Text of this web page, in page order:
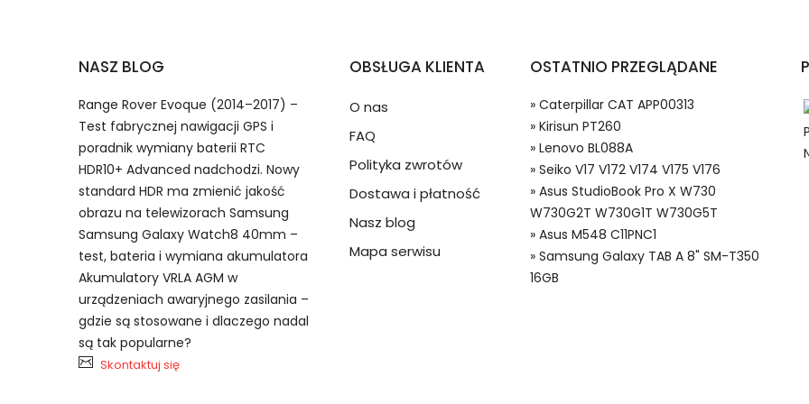
Dzięki ochronie kupujących w systemie PayPal możesz odzyskać całkowitą wartość
przedmiot do Ciebie nie dotrze lub będzie się znacznie różnić od opisu.
Numer produktu ładowarki
Model urządzenia
Numer produktu baterii
Lenovo L19C3P71 bateria, L19C3P71 Baterie do Smartfonów i Telefonów, Alternatywna bateria do
NASZ BLOG
Range Rover Evoque (2014–2017) –
Test fabrycznej nawigacji GPS i
poradnik wymiany baterii RTC
HDR10+ Advanced nadchodzi. Nowy
standard HDR ma zmienić jakość
obrazu na telewizorach Samsung
Samsung Galaxy Watch8 40mm –
test, bateria i wymiana akumulatora
Akumulatory VRLA AGM w
urządzeniach awaryjnego zasilania –
gdzie są stosowane i dlaczego nadal
są tak popularne?
Skontaktuj się
OBSŁUGA KLIENTA
O nas
FAQ
Polityka zwrotów
Dostawa i płatność
Nasz blog
Mapa serwisu
OSTATNIO PRZEGLĄDANE
» Caterpillar CAT APP00313
» Kirisun PT260
» Lenovo BL088A
» Seiko V17 V172 V174 V175 V176
» Asus StudioBook Pro X W730
W730G2T W730G1T W730G5T
» Asus M548 C11PNC1
» Samsung Galaxy TAB A 8" SM-T350
16GB